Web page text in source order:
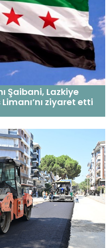
Şaibani, Lazkiye
ziyaret etti